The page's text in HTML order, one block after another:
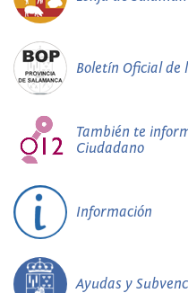
Boletín Oficial de
También te
Ciudadano
Información
Ayudas y